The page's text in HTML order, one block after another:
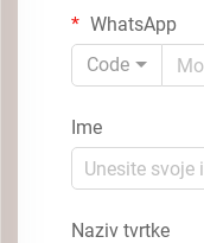
WhatsApp
Code
Ime
Naziv tvrtke